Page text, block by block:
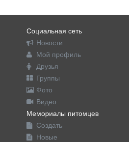
Социальная сеть
Новости
Мой профиль
Друзья
Группы
Фото
Видео
Мемориалы питомцев
Создать
Новые